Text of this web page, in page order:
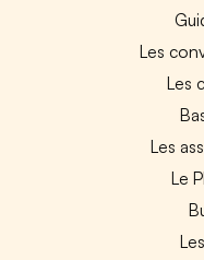
Les
Les
Les
Le